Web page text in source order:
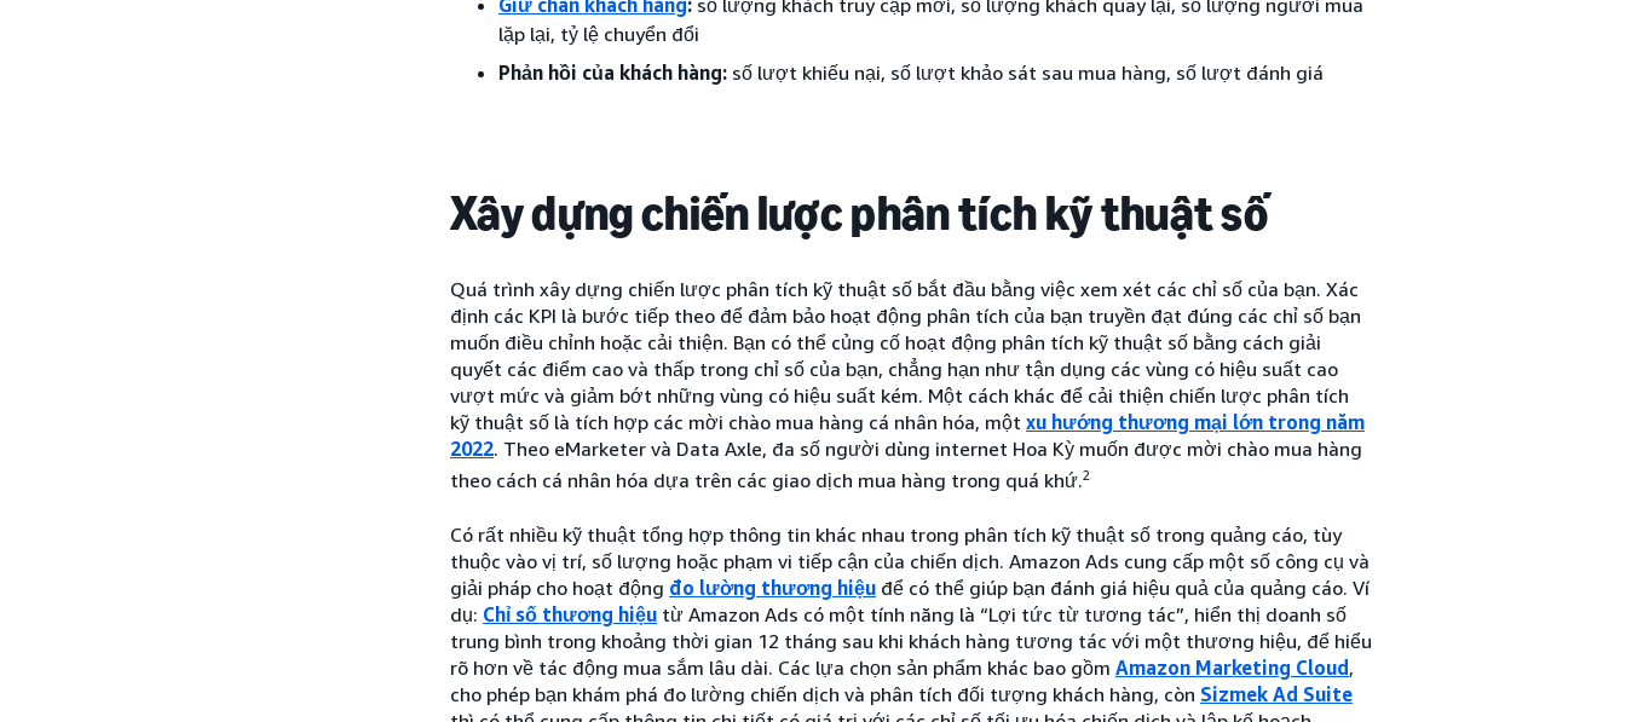
Giữ chân khách hàng: số lượng khách truy cập mới, số lượng khách quay lại, số lượng người mua
lặp lại, tỷ lệ chuyển đổi
Phản hồi của khách hàng: số lượt khiếu nại, số lượt khảo sát sau mua hàng, số lượt đánh giá
Xây dựng chiến lược phân tích kỹ thuật số
Quá trình xây dựng chiến lược phân tích kỹ thuật số bắt đầu bằng việc xem xét các chỉ số của bạn. Xác
định các KPI là bước tiếp theo để đảm bảo hoạt động phân tích của bạn truyền đạt đúng các chỉ số bạn
muốn điều chỉnh hoặc cải thiện. Bạn có thể củng cố hoạt động phân tích kỹ thuật số bằng cách giải
quyết các điểm cao và thấp trong chỉ số của bạn, chẳng hạn như tận dụng các vùng có hiệu suất cao
vượt mức và giảm bớt những vùng có hiệu suất kém. Một cách khác để cải thiện chiến lược phân tích
kỹ thuật số là tích hợp các mời chào mua hàng cá nhân hóa, một xu hướng thương mại lớn trong năm
2022. Theo eMarketer và Data Axle, đa số người dùng internet Hoa Kỳ muốn được mời chào mua hàng
theo cách cá nhân hóa dựa trên các giao dịch mua hàng trong quá khứ.2
Có rất nhiều kỹ thuật tổng hợp thông tin khác nhau trong phân tích kỹ thuật số trong quảng cáo, tùy
thuộc vào vị trí, số lượng hoặc phạm vi tiếp cận của chiến dịch. Amazon Ads cung cấp một số công cụ và
giải pháp cho hoạt động đo lường thương hiệu để có thể giúp bạn đánh giá hiệu quả của quảng cáo. Ví
dụ: Chỉ số thương hiệu từ Amazon Ads có một tính năng là “Lợi tức từ tương tác”, hiển thị doanh số
trung bình trong khoảng thời gian 12 tháng sau khi khách hàng tương tác với một thương hiệu, để hiểu
rõ hơn về tác động mua sắm lâu dài. Các lựa chọn sản phẩm khác bao gồm Amazon Marketing Cloud,
cho phép bạn khám phá đo lường chiến dịch và phân tích đối tượng khách hàng, còn Sizmek Ad Suite